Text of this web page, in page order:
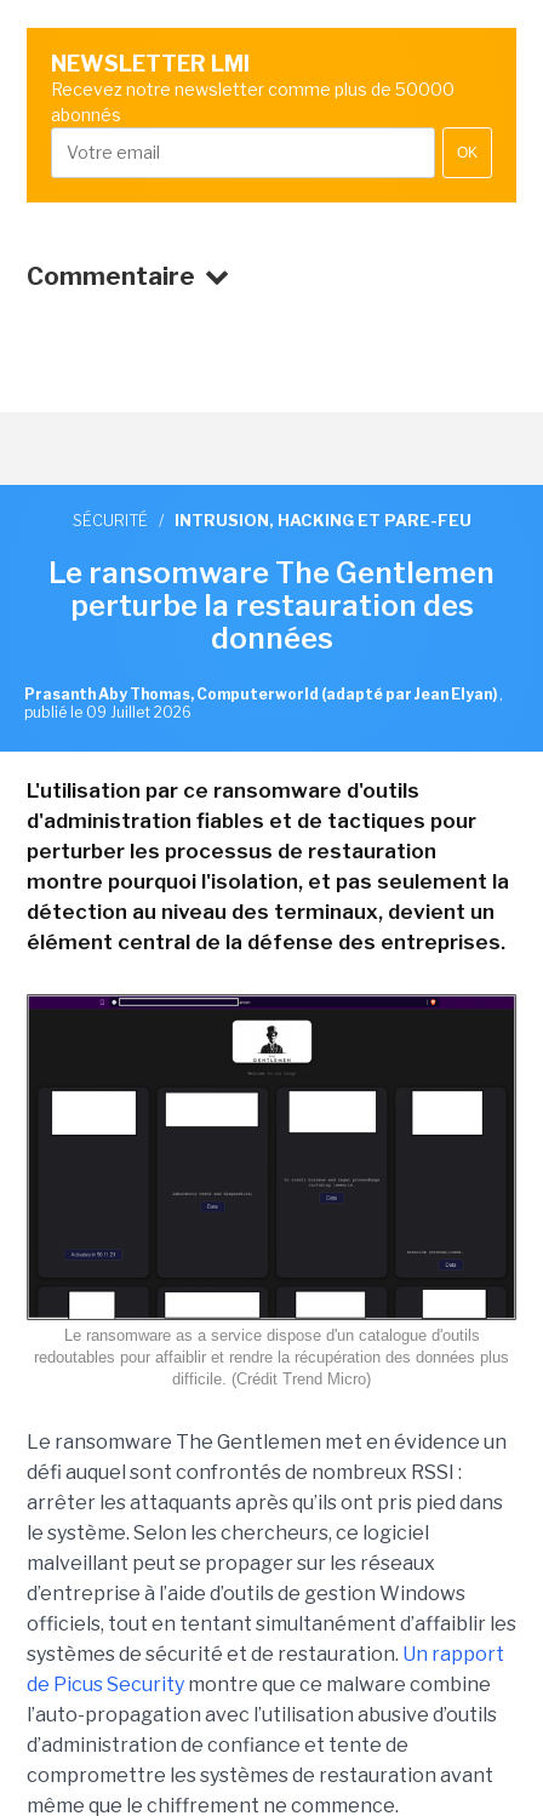
NEWSLETTER LMI
Recevez notre newsletter comme plus de 50000
abonnés
OK
Commentaire
SÉCURITÉ / INTRUSION, HACKING ET PARE-FEU
Le ransomware The Gentlemen
perturbe la restauration des
données
Prasanth Aby Thomas, Computerworld (adapté par Jean Elyan) ,
publié le 09 Juillet 2026
L'utilisation par ce ransomware d'outils
d'administration fiables et de tactiques pour
perturber les processus de restauration
montre pourquoi l'isolation, et pas seulement la
détection au niveau des terminaux, devient un
élément central de la défense des entreprises.
Le ransomware as a service dispose d'un catalogue d'outils
redoutables pour affaiblir et rendre la récupération des données plus
difficile. (Crédit Trend Micro)
Le ransomware The Gentlemen met en évidence un
défi auquel sont confrontés de nombreux RSSI :
arrêter les attaquants après qu’ils ont pris pied dans
le système. Selon les chercheurs, ce logiciel
malveillant peut se propager sur les réseaux
d’entreprise à l’aide d’outils de gestion Windows
officiels, tout en tentant simultanément d’affaiblir les
systèmes de sécurité et de restauration. Un rapport
de Picus Securitymontre que ce malware combine
l’auto-propagation avec l’utilisation abusive d’outils
d’administration de confiance et tente de
compromettre les systèmes de restauration avant
même que le chiffrement ne commence.